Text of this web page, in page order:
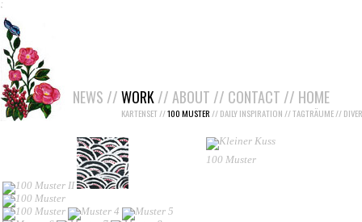
;
NEWS //WORK //
KARTENSET //100 MUSTER //DAILY INSPIRATION //TAGTRÄUME//
ABOUT // CONTACT // HOME
100 Muster